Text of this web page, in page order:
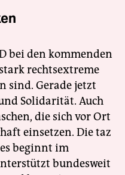
bei den kommenden
rechtsextreme
sind. Gerade jetzt
Solidarität. Auch
die sich vor Ort
einsetzen. Die taz
beginnt im
bundesweit